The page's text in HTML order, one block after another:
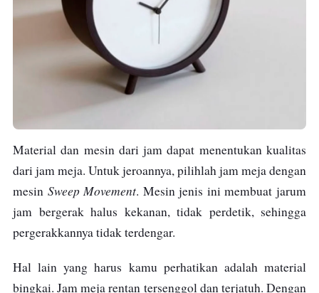
Material dan mesin dari jam dapat menentukan kualitas
dari jam meja. Untuk jeroannya, pilihlah jam meja dengan
mesin Sweep Movement. Mesin jenis inimembuat jarum
jam bergerak halus kekanan, tidak perdetik, sehingga
pergerakkannya tidak terdengar.
Hal lain yang harus kamu perhatikan adalah material
bingkai. Jam meja rentan tersenggol dan terjatuh. Dengan